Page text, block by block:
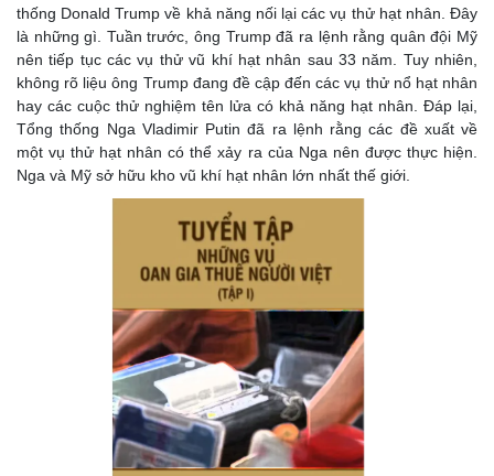
thống Donald Trump về khả năng nối lại các vụ thử hạt nhân. Đây
là những gì. Tuần trước, ông Trump đã ra lệnh rằng quân đội Mỹ
nên tiếp tục các vụ thử vũ khí hạt nhân sau 33 năm. Tuy nhiên,
không rõ liệu ông Trump đang đề cập đến các vụ thử nổ hạt nhân
hay các cuộc thử nghiệm tên lửa có khả năng hạt nhân. Đáp lại,
Tổng thống Nga Vladimir Putin đã ra lệnh rằng các đề xuất về
một vụ thử hạt nhân có thể xảy ra của Nga nên được thực hiện.
Nga và Mỹ sở hữu kho vũ khí hạt nhân lớn nhất thế giới.